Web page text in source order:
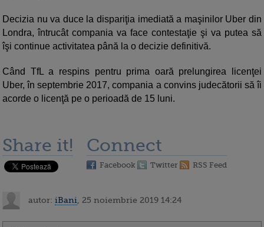
Decizia nu va duce la dispariţia imediată a maşinilor Uber din
Londra, întrucât compania va face contestaţie şi va putea să
îşi continue activitatea până la o decizie definitivă.
Când TfL a respins pentru prima oară prelungirea licenţei
Uber, în septembrie 2017, compania a convins judecătorii să îi
acorde o licenţă pe o perioadă de 15 luni.
Share it! Connect
Facebook Twitter RSS Feed
autor: iBani , 25 noiembrie 2019 14:24